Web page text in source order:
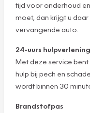
tijd voor onderhoud
moet, dan krijgt u
vervangende auto.
24-uurs hulpverlening
Met deze service bent
hulp bij pech en
wordt binnen 30
Brandstofpas